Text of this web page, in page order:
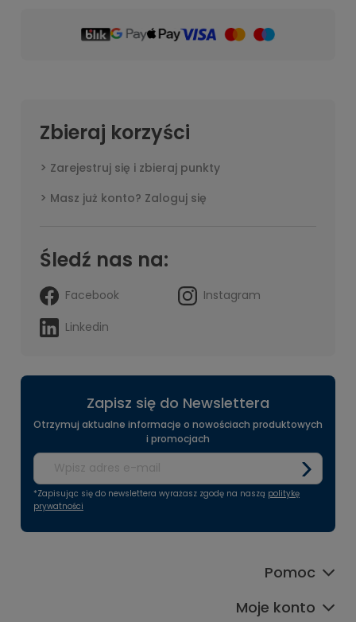
Zbieraj korzyści
Zarejestruj się i zbieraj punkty
Masz już konto? Zaloguj się
Śledź nas na:
Facebook
Instagram
Linkedin
Zapisz się do Newslettera
Otrzymuj aktualne informacje o nowościach produktowych
i promocjach
*Zapisując się do newslettera wyrażasz zgodę na naszą politykę
prywatności
Pomoc
Moje konto